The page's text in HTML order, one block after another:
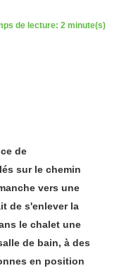
de lecture: 2 minute(s)
de
sur le chemin
vers une
de s'enlever la
le chalet une
de bain, à des
en position